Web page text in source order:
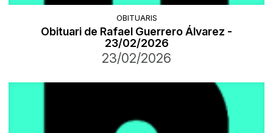
OBITUARIS
Obituari de Rafael Guerrero Álvarez -
23/02/2026
23/02/2026